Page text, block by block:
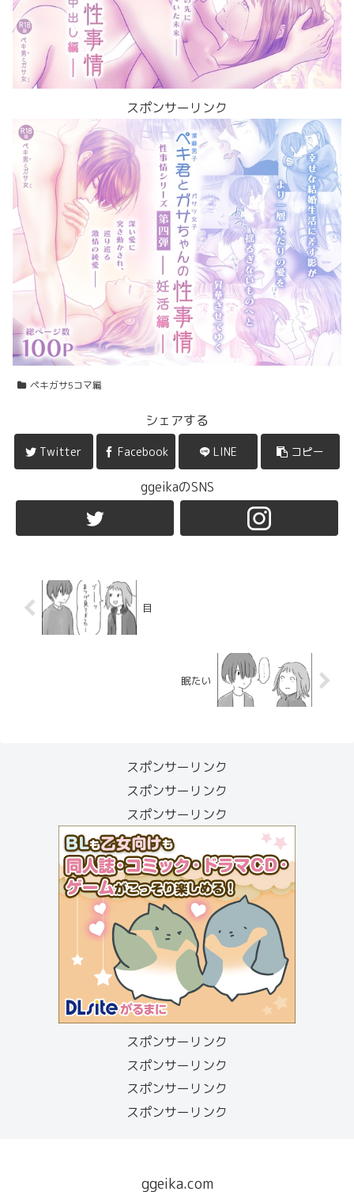
スポンサーリンク
ペキガサ5コマ編
シェアする
Twitter Facebook LINE コピー
ggeikaのSNS
目
眠たい
スポンサーリンク
スポンサーリンク
スポンサーリンク
スポンサーリンク
スポンサーリンク
スポンサーリンク
スポンサーリンク
ggeika.com